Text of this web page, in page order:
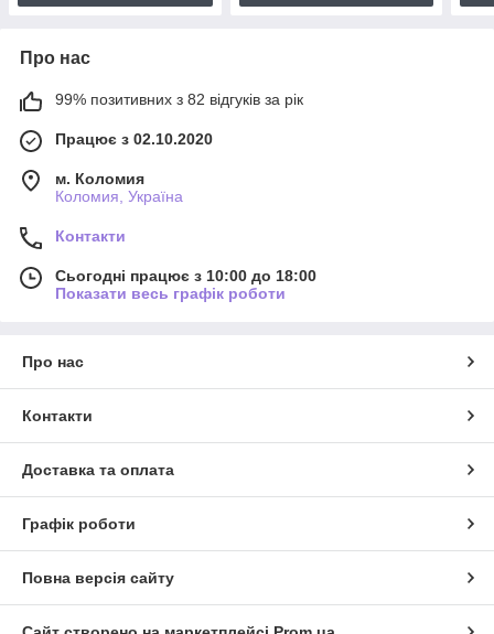
Про нас
99% позитивних з 82 відгуків за рік
Працює з 02.10.2020
м. Коломия
Коломия, Україна
Контакти
Сьогодні працює з 10:00 до 18:00
Показати весь графік роботи
Про нас
Контакти
Доставка та оплата
Графік роботи
Повна версія сайту